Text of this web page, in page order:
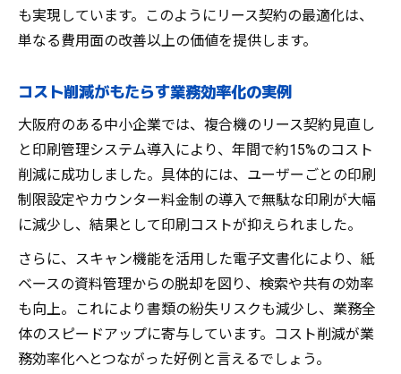
も実現しています。このようにリース契約の最適化は、
単なる費用面の改善以上の価値を提供します。
コスト削減がもたらす業務効率化の実例
大阪府のある中小企業では、複合機のリース契約見直し
と印刷管理システム導入により、年間で約15%のコスト
削減に成功しました。具体的には、ユーザーごとの印刷
制限設定やカウンター料金制の導入で無駄な印刷が大幅
に減少し、結果として印刷コストが抑えられました。
さらに、スキャン機能を活用した電子文書化により、紙
ベースの資料管理からの脱却を図り、検索や共有の効率
も向上。これにより書類の紛失リスクも減少し、業務全
体のスピードアップに寄与しています。コスト削減が業
務効率化へとつながった好例と言えるでしょう。